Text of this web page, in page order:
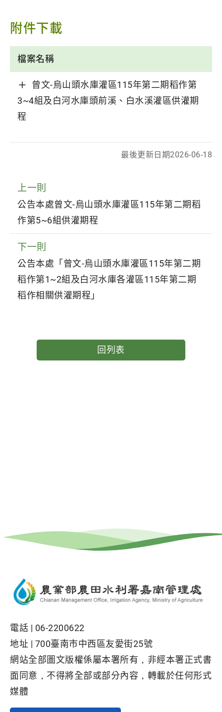
附件下載
檔案名稱
曾文-烏山頭水庫灌區115年第二期稻作第
3~4組及白河水庫頭前溪、白水溪灌區供灌期
程
最後更新日期2026-06-18
上一則
公告本處曾文-烏山頭水庫灌區115年第二期稻
作第5~6組供灌期程
下一則
公告本處「曾文-烏山頭水庫灌區115年第二期
稻作第1~2組及白河水庫各灌區115年第二期
稻作相關供灌期程」
回列表
電話 | 06-2200622
地址 | 700臺南市中西區友愛街25號
網站全部圖文版權係屬本署所有，非經本署正式書
面同意，不得將全部或部分內容，轉載於任何形式
媒體